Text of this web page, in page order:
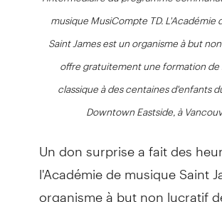
musique MusiCompte TD. L'Académie
Saint James est un organisme à but
offre gratuitement une formation
classique à des centaines d'enfants
Downtown Eastside, à
Un don surprise a fait des
l'Académie de musique Saint
organisme à but non lucratif